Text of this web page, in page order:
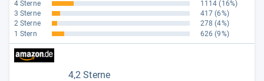
4 Sterne
1114 (16%)
3 Sterne
417 (6%)
2 Sterne
278 (4%)
1 Stern
626 (9%)
4,2 Sterne